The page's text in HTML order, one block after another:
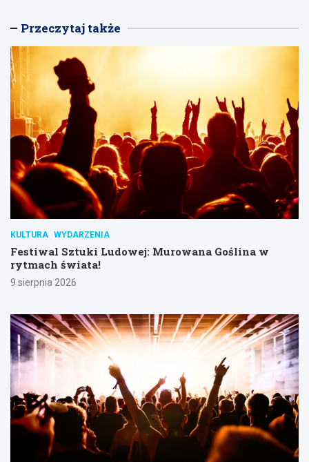
Przeczytaj także
KULTURA WYDARZENIA
Festiwal Sztuki Ludowej: Murowana Goślina w
rytmach świata!
9 sierpnia 2026